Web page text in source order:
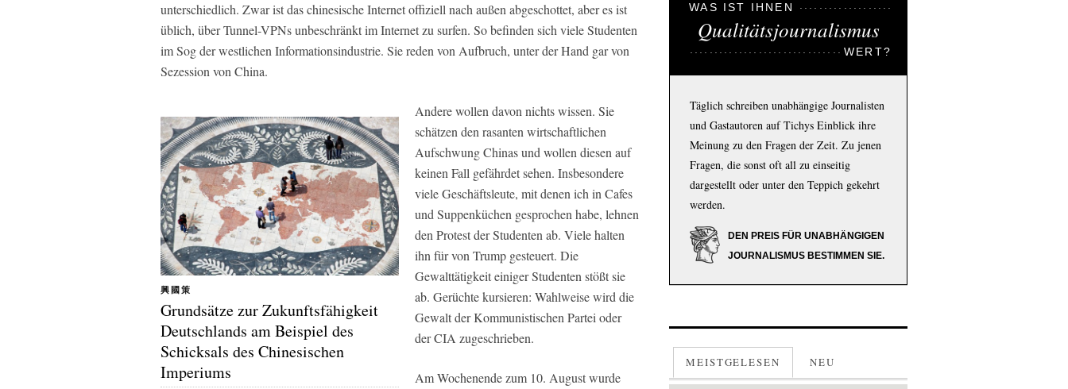
unterschiedlich. Zwar ist das chinesische Internet offiziell nach außen abgeschottet, aber es ist
üblich, über Tunnel-VPNs unbeschränkt im Internet zu surfen. So befinden sich viele Studenten
im Sog der westlichen Informationsindustrie. Sie reden von Aufbruch, unter der Hand gar von
Sezession von China.
興國策
Grundsätze zur Zukunftsfähigkeit
Deutschlands am Beispiel des
Schicksals des Chinesischen
Imperiums
Andere wollen davon nichts wissen. Sie
schätzen den rasanten wirtschaftlichen
Aufschwung Chinas und wollen diesen auf
keinen Fall gefährdet sehen. Insbesondere
viele Geschäftsleute, mit denen ich in Cafes
und Suppenküchen gesprochen habe, lehnen
den Protest der Studenten ab. Viele halten
ihn für von Trump gesteuert. Die
Gewalttätigkeit einiger Studenten stößt sie
ab. Gerüchte kursieren: Wahlweise wird die
Gewalt der Kommunistischen Partei oder
der CIA zugeschrieben.
Am Wochenende zum 10. August wurde
WAS IST IHNEN
Qualitätsjournalismus
WERT?
Täglich schreiben unabhängige Journalisten
und Gastautoren auf Tichys Einblick ihre
Meinung zu den Fragen der Zeit. Zu jenen
Fragen, die sonst oft all zu einseitig
dargestellt oder unter den Teppich gekehrt
werden.
DEN PREIS FÜR UNABHÄNGIGEN
JOURNALISMUS BESTIMMEN SIE.
MEISTGELESEN NEU